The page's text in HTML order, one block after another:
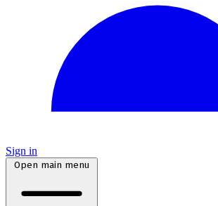
Sign in
Open main menu